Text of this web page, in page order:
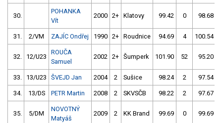
30.
POHANKA
Vít
2000 2+ Klatovy 99.42 0 98.68
31. 2/VM ZAJÍC Ondřej 1990 2+ Roudnice 94.69 4 100.54
32. 12/U23
ROUČA
Samuel
2002 2+ Šumperk 101.90 52 95.20
33. 13/U23 ŠVEJD Jan 2004 2 Sušice 98.24 2 97.54
34. 13/DS PETR Martin 2008 2 SKVSČB 98.22 2 97.67
35. 5/DM
NOVOTNÝ
Matyáš
2009 2 KK Brand 99.69 0 99.69